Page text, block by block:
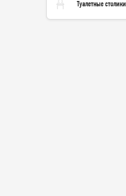
Туалетные столики